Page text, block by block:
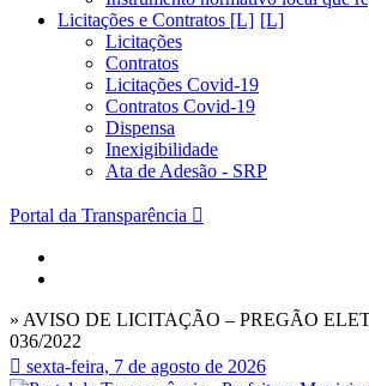
Licitações e Contratos [L]
Licitações
Contratos
Licitações Covid-19
Contratos Covid-19
Dispensa
Inexigibilidade
Ata de Adesão - SRP
Portal da Transparência
» AVISO DE LICITAÇÃO – PREGÃO
036/2022
sexta-feira, 7 de agosto de 2026